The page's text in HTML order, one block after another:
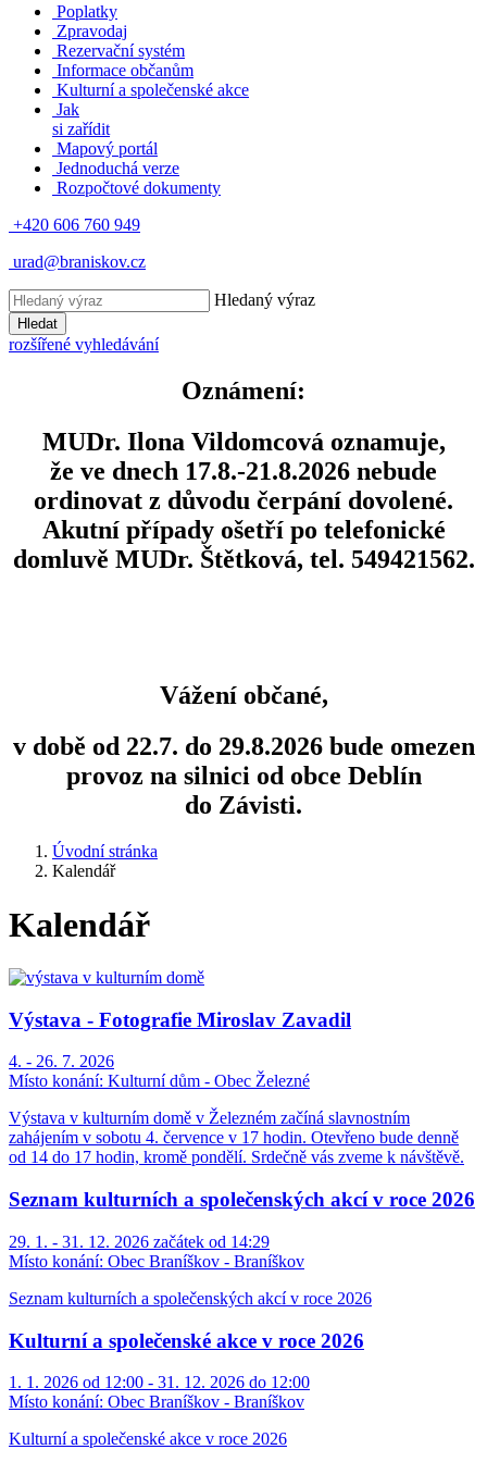
Poplatky
Zpravodaj
Rezervační systém
Informace občanům
Kulturní a společenské akce
Jak
si zařídit
Mapový portál
Jednoduchá verze
Rozpočtové dokumenty
+420 606 760 949
urad@braniskov.cz
Hledaný výraz
Hledat
rozšířené vyhledávání
Oznámení:
MUDr. Ilona Vildomcová oznamuje,
že ve dnech 17.8.-21.8.2026 nebude
ordinovat z důvodu čerpání dovolené.
Akutní případy ošetří po telefonické
domluvě MUDr. Štětková, tel. 549421562.
Vážení občané,
v době od 22.7. do 29.8.2026 bude omezen
provoz na silnici od obce Deblín
do Závisti.
Úvodní stránka
Kalendář
Kalendář
Výstava - Fotografie Miroslav Zavadil
4. - 26. 7. 2026
Místo konání: Kulturní dům - Obec Železné
Výstava v kulturním domě v Železném začíná slavnostním
zahájením v sobotu 4. července v 17 hodin. Otevřeno bude denně
od 14 do 17 hodin, kromě pondělí. Srdečně vás zveme k návštěvě.
Seznam kulturních a společenských akcí v roce 2026
29. 1. - 31. 12. 2026 začátek od 14:29
Místo konání: Obec Braníškov - Braníškov
Seznam kulturních a společenských akcí v roce 2026
Kulturní a společenské akce v roce 2026
1. 1. 2026 od 12:00 - 31. 12. 2026 do 12:00
Místo konání: Obec Braníškov - Braníškov
Kulturní a společenské akce v roce 2026